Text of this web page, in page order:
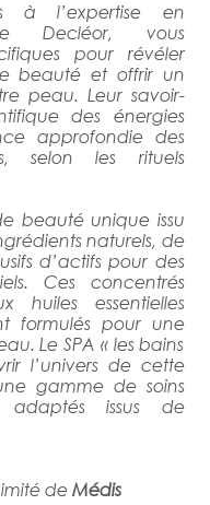
à l’expertise en
Decléor, vous
pour révéler
beauté et offrir un
peau. Leur savoir-
des énergies
approfondie des
selon les rituels
beauté unique issu
naturels, de
d’actifs pour des
Ces concentrés
huiles essentielles
formulés pour une
Le SPA « les bains
l’univers de cette
gamme de soins
adaptés issus de
de Médis